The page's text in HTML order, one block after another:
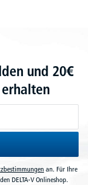
und 20€
an. Für Ihre
DELTA-V Onlineshop.